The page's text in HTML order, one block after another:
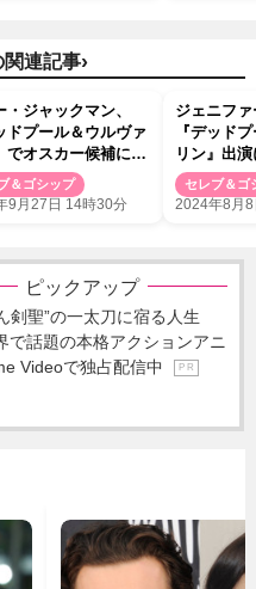
関連記事›
・ジャックマン、
ドプール＆ウルヴァ
でオスカー候補に名
＆ゴシップ
9月27日 14時30分
ジェニフ
『デッド
リン』出
ニングを公
セレブ＆ゴ
2024年8月
ピックアップ
剣聖”の一太刀に宿る人生
話題の本格アクションアニ
Videoで独占配信中
P R